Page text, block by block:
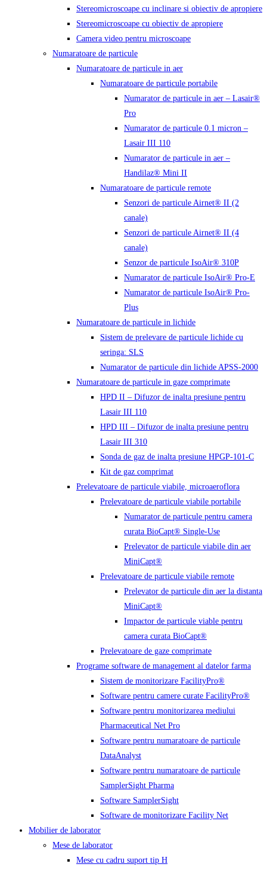
Stereomicroscoape cu inclinare si obiectiv de apropiere
Stereomicroscoape cu obiectiv de apropiere
Camera video pentru microscoape
Numaratoare de particule
Numaratoare de particule in aer
Numaratoare de particule portabile
Numarator de particule in aer – Lasair®
Pro
Numarator de particule 0.1 micron –
Lasair III 110
Numarator de particule in aer –
Handilaz® Mini II
Numaratoare de particule remote
Senzori de particule Airnet® II (2
canale)
Senzori de particule Airnet® II (4
canale)
Senzor de particule IsoAir® 310P
Numarator de particule IsoAir® Pro-E
Numarator de particule IsoAir® Pro-
Plus
Numaratoare de particule in lichide
Sistem de prelevare de particule lichide cu
seringa: SLS
Numarator de particule din lichide APSS-2000
Numaratoare de particule in gaze comprimate
HPD II – Difuzor de inalta presiune pentru
Lasair III 110
HPD III – Difuzor de inalta presiune pentru
Lasair III 310
Sonda de gaz de inalta presiune HPGP-101-C
Kit de gaz comprimat
Prelevatoare de particule viabile, microaeroflora
Prelevatoare de particule viabile portabile
Numarator de particule pentru camera
curata BioCapt® Single-Use
Prelevator de particule viabile din aer
MiniCapt®
Prelevatoare de particule viabile remote
Prelevator de particule din aer la distanta
MiniCapt®
Impactor de particule viable pentru
camera curata BioCapt®
Prelevatoare de gaze comprimate
Programe software de management al datelor farma
Sistem de monitorizare FacilityPro®
Software pentru camere curate FacilityPro®
Software pentru monitorizarea mediului
Pharmaceutical Net Pro
Software pentru numaratoare de particule
DataAnalyst
Software pentru numaratoare de particule
SamplerSight Pharma
Software SamplerSight
Software de monitorizare Facility Net
Mobilier de laborator
Mese de laborator
Mese cu cadru suport tip H